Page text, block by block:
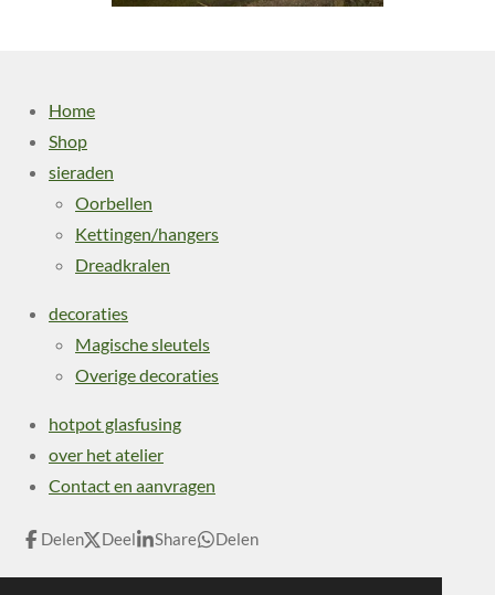
Home
Shop
sieraden
Oorbellen
Kettingen/hangers
Dreadkralen
decoraties
Magische sleutels
Overige decoraties
hotpot glasfusing
over het atelier
Contact en aanvragen
Delen Deel Share Delen